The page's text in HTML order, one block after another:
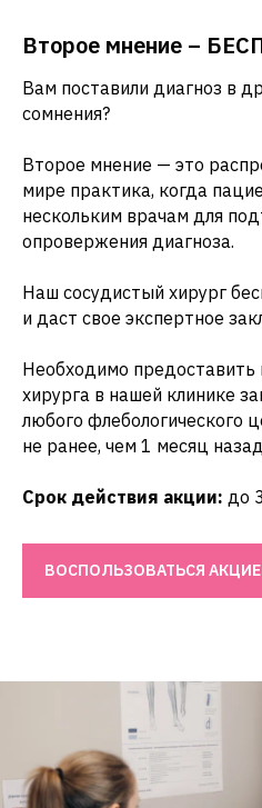
Второе мнение –
Вам поставили диагноз в
сомнения?
Второе мнение — это
мире практика, когда
нескольким врачам для
опровержения диагноза.
Наш сосудистый хирург
и даст свое экспертное
Необходимо предоставить
хирурга в нашей клинике
любого флебологического
не ранее, чем 1 месяц
Срок действия акции: до
ВОСПОЛЬЗОВАТЬСЯ
сосудистого
+ УЗИ вен нижних
ЗАПИСАТЬСЯ
2 000 ₽
Отзывы в 2ГИС
наших